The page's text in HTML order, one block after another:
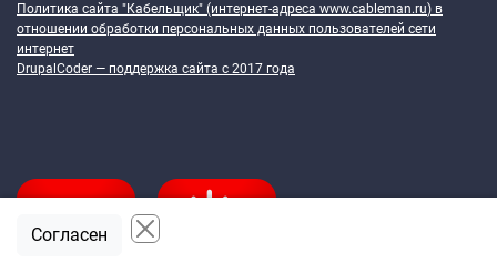
Политика сайта "Кабельщик" (интернет-адреса www.cableman.ru) в
отношении обработки персональных данных пользователей сети
интернет
DrupalCoder — поддержка сайта c 2017 года
Согласен